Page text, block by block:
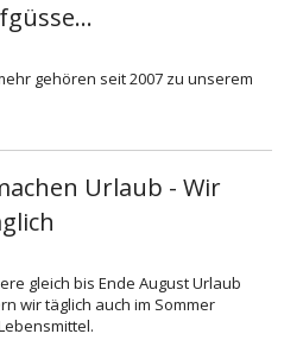
gehören seit 2007 zu unserem
Urlaub - Wir
gleich bis Ende August Urlaub
wir täglich auch im Sommer